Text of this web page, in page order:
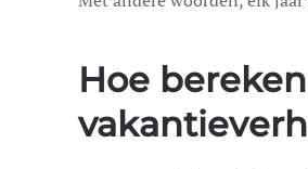
Hoe